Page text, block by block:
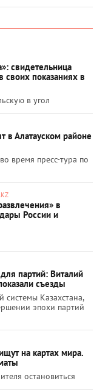
свидетельница
своих показаниях в
в угол
в Алатауском районе
время пресс-тура по
в
России и
партий: Виталий
съезды
системы Казахстана,
эпохи партий
на картах мира.
остановиться